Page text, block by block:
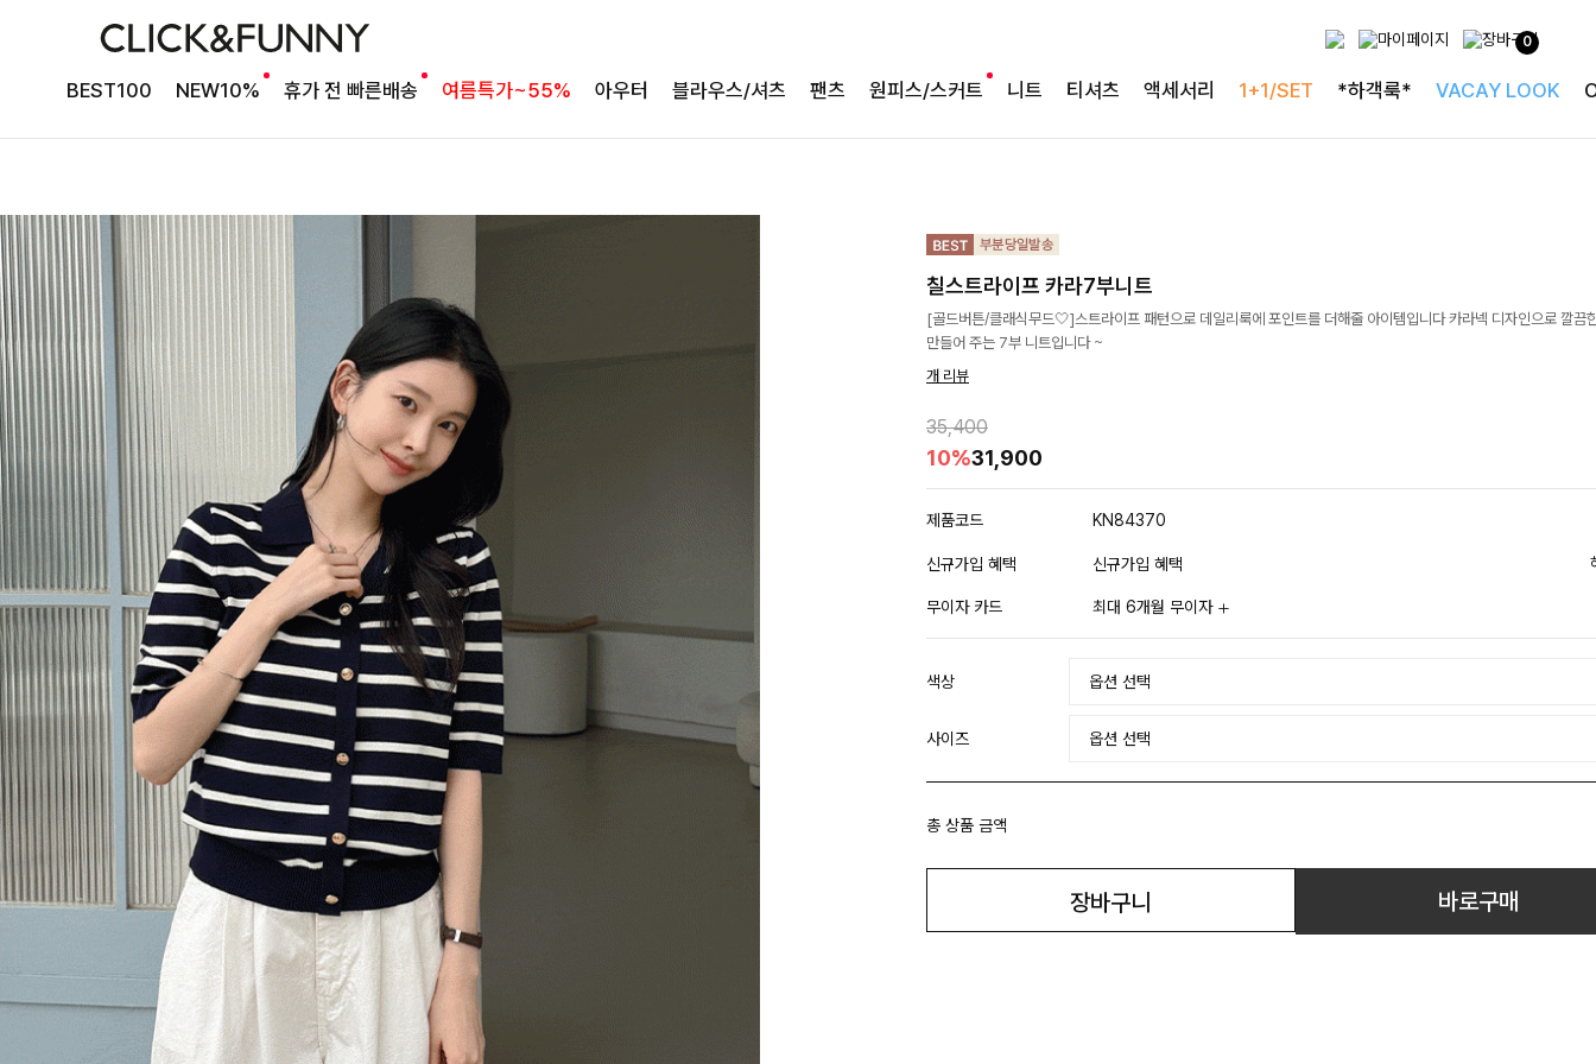
0
BEST100 NEW10% 휴가 전 빠른배송 여름특가~55% 아우터 블라우스/셔츠 팬츠 원피스/스커트 니트 티셔츠 액세서리 1+1/SET *하객룩* VACAY LOOK
칠스트라이프 카라7부니트
[골드버튼/클래식무드🤍]스트라이프 패턴으로 데일리룩에 포인트를 더해줄 아이템입니다 카라넥 디자인으로 깔끔
만들어 주는 7부 니트입니다 ~
개 리뷰
35,400
10%31,900
제품코드 KN84370
신규가입 혜택 신규가입 혜택
무이자 카드 최대 6개월 무이자
색상
사이즈
총 상품 금액
장바구니 바로구매